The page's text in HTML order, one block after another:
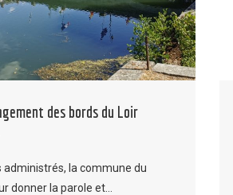
des bords du Loir
administrés, la commune du
donner la parole et…